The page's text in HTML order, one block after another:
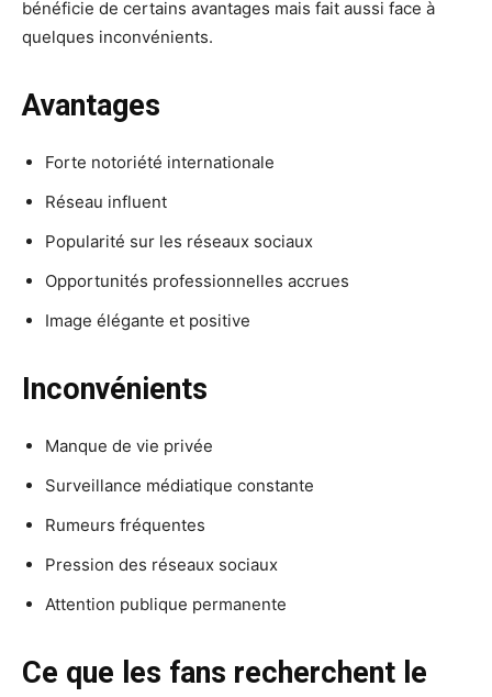
bénéficie de certains avantages mais fait aussi face à
quelques inconvénients.
Avantages
Forte notoriété internationale
Réseau influent
Popularité sur les réseaux sociaux
Opportunités professionnelles accrues
Image élégante et positive
Inconvénients
Manque de vie privée
Surveillance médiatique constante
Rumeurs fréquentes
Pression des réseaux sociaux
Attention publique permanente
Ce que les fans recherchent le